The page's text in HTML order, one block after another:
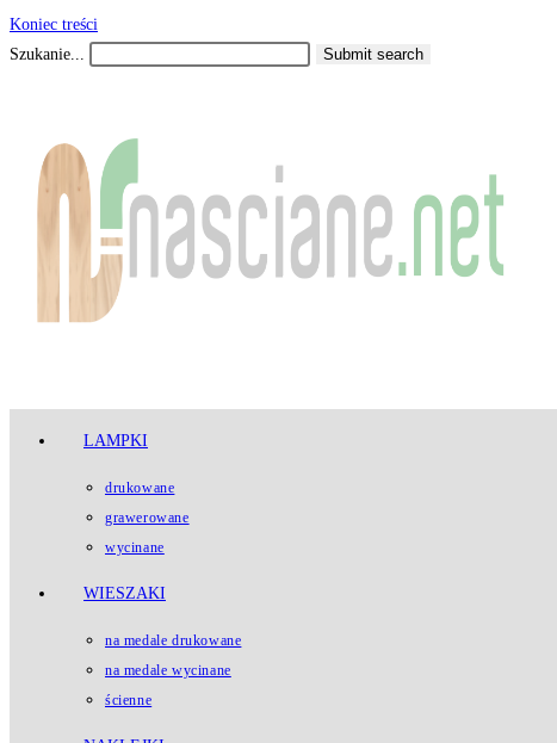
Koniec treści
Szukanie...
Submit search
LAMPKI
drukowane
grawerowane
wycinane
WIESZAKI
na medale drukowane
na medale wycinane
ścienne